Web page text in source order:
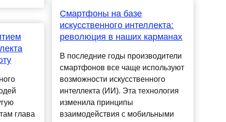
глава
Смартфоны на базе
искусственного интеллекта:
революция в наших карманах
В последние годы производители
смартфонов все чаще используют
возможности искусственного
интеллекта (ИИ). Эта технология
изменила принципы
взаимодействия с мобильными